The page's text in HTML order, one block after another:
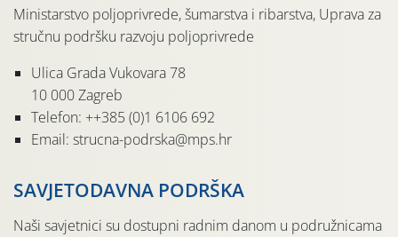
Ministarstvo poljoprivrede, šumarstva i ribarstva, Uprava za
stručnu podršku razvoju poljoprivrede
Ulica Grada Vukovara 78
10 000 Zagreb
Telefon: ++385 (0)1 6106 692
Email: strucna-podrska@mps.hr
SAVJETODAVNA PODRŠKA
Naši savjetnici su dostupni radnim danom u podružnicama